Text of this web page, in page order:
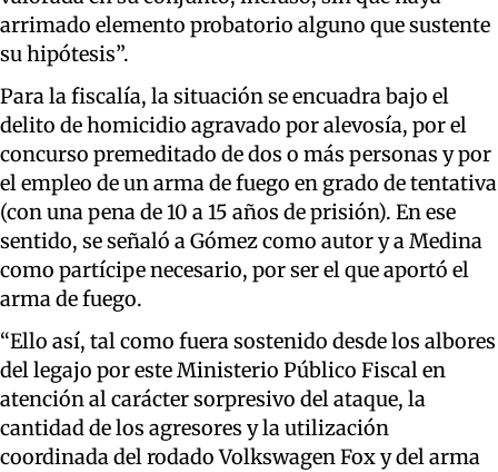
arrimado elemento probatorio alguno que sustente
su hipótesis”.
Para la fiscalía, la situación se encuadra bajo el
delito de homicidio agravado por alevosía, por el
concurso premeditado de dos o más personas y por
el empleo de un arma de fuego en grado de tentativa
(con una pena de 10 a 15 años de prisión). En ese
sentido, se señaló a Gómez como autor y a Medina
como partícipe necesario, por ser el que aportó el
arma de fuego.
“Ello así, tal como fuera sostenido desde los albores
del legajo por este Ministerio Público Fiscal en
atención al carácter sorpresivo del ataque, la
cantidad de los agresores y la utilización
coordinada del rodado Volkswagen Fox y del arma